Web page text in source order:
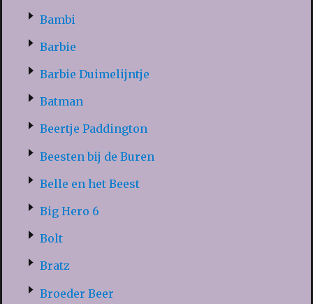
Bambi
Barbie
Barbie Duimelijntje
Batman
Beertje Paddington
Beesten bij de Buren
Belle en het Beest
Big Hero 6
Bolt
Bratz
Broeder Beer